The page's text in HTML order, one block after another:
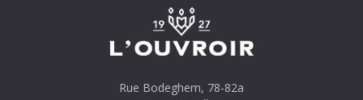
Rue Bodeghem, 78-82a